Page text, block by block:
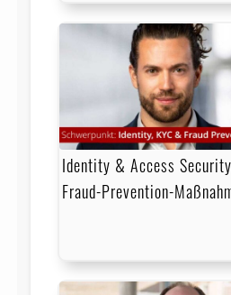
Identity & Access
Fraud-Prevention-